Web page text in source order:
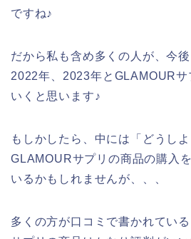
ですね♪
だから私も含め多くの人が、今
2022年、2023年とGLAMOURサ
いくと思います♪
もしかしたら、中には「どうしよ
GLAMOURサプリの商品の購入
いるかもしれませんが、、、
多くの方が口コミで書かれてい